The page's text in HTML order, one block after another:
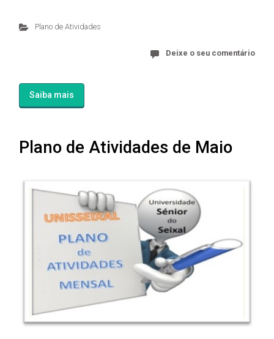
Plano de Atividades
Deixe o seu comentário
Saiba mais
Plano de Atividades de Maio